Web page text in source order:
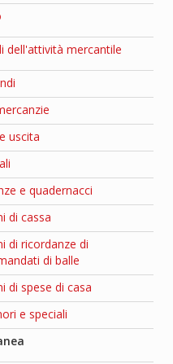
dell'attività mercantile
uscita
e quadernacci
di cassa
di ricordanze di
di balle
di spese di casa
e speciali